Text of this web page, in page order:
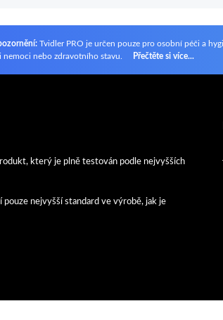
Tvidler PRO je určen pouze pro osobní péči a
nemoci nebo zdravotního stavu.
Přečtěte si více...
který je plně testován podle nejvyšších
nejvyšší standard ve výrobě, jak je